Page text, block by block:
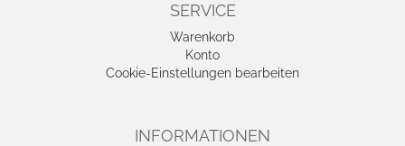
SERVICE
Warenkorb
Konto
Cookie-Einstellungen bearbeiten
INFORMATIONEN